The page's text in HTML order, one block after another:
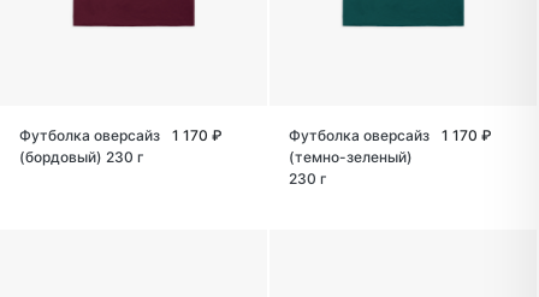
Футболка оверсайз
(бордовый) 230 г
1 170 ₽
Футболка оверсайз
(темно-зеленый)
230 г
1 170 ₽